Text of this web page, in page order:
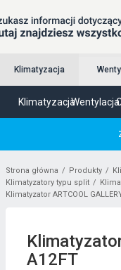
Klimatyzacja
KlimatyzacjaWentylacja
Strona główna Produkty
Klimatyzatory typu split
Klimatyzator ARTCOOL
A12FT